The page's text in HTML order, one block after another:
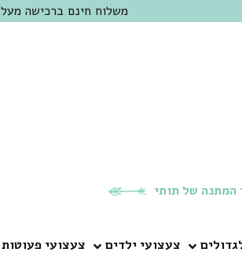
משלוח חינם ברכישה מעל 300 ש"ח | אופציה למשלוח מהיום להיום באזור המרכז | מוזמנים לבקר בחנות בכפר שמריהו
המתנה של תותי
צעצועי ילדים צעצועי פעוטות